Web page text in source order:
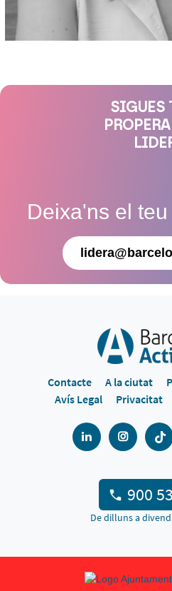
SIGUES
Deixa'ns el teu
Contacte A la ciutat
Avís Legal
Privacitat
900
De dilluns a